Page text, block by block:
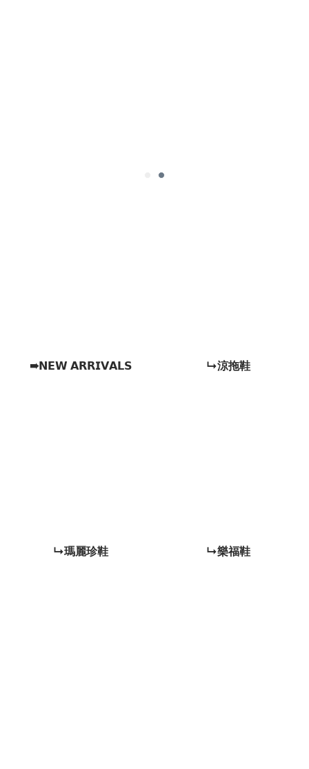
➠𝗡𝗘𝗪 𝗔𝗥𝗥𝗜𝗩𝗔𝗟𝗦 ↳涼拖鞋
↳瑪麗珍鞋 ↳樂福鞋